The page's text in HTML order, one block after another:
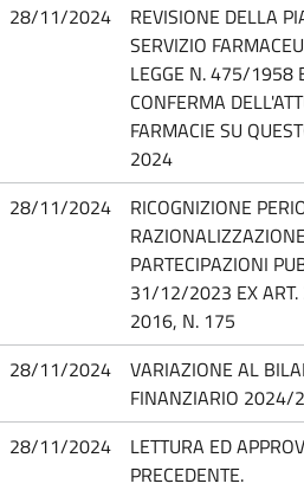
28/11/2024
REVISIONE DELLA
SERVIZIO
LEGGE N. 475/1958
CONFERMA
FARMACIE SU
2024
28/11/2024
RICOGNIZIONE
PARTECIPAZIONI
31/12/2023 EX ART.
2016, N. 175
28/11/2024
VARIAZIONE AL
FINANZIARIO
28/11/2024
LETTURA ED
PRECEDENTE.